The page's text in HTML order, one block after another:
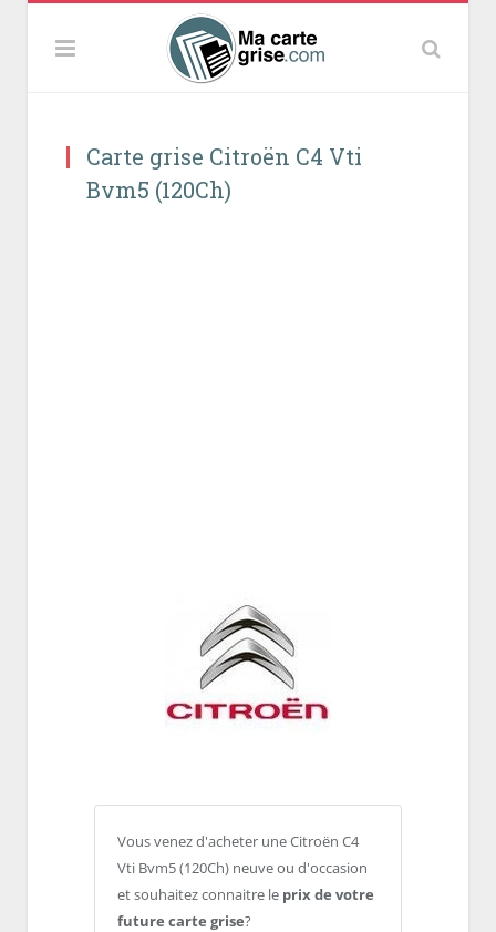
Carte grise Citroën C4 Vti
Bvm5 (120Ch)
Vous venez d'acheter une Citroën C4
Vti Bvm5 (120Ch) neuve ou d'occasion
et souhaitez connaitre le prix de votre
future carte grise?